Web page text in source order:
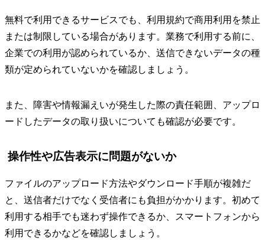
無料で利用できるサービスでも、利用規約で商用利用を禁止
または制限している場合があります。業務で利用する前に、
企業での利用が認められているか、送信できないデータの種
類が定められていないかを確認しましょう。
また、障害や情報漏えいが発生した際の責任範囲、アップロ
ードしたデータの取り扱いについても確認が必要です。
操作性や広告表示に問題がないか
ファイルのアップロード方法やダウンロード手順が複雑だ
と、送信者だけでなく受信者にも負担がかかります。初めて
利用する相手でも迷わず操作できるか、スマートフォンから
利用できるかなどを確認しましょう。